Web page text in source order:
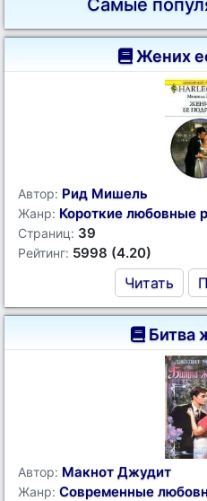
Самые
Жених
Автор: Рид Мишель
Жанр: Короткие любовные
Страниц: 39
Рейтинг: 5998 (4.20)
Читать
Битва
Автор: Макнот Джудит
Жанр: Современные